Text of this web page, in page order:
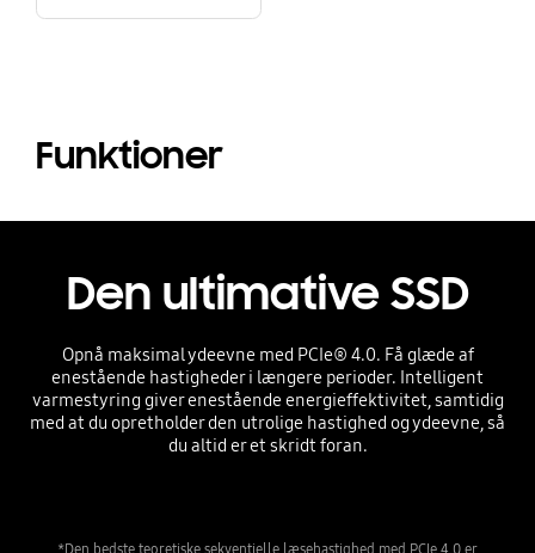
Funktioner
Den ultimative SSD
Opnå maksimal ydeevne med PCIe® 4.0. Få glæde af
enestående hastigheder i længere perioder. Intelligent
varmestyring giver enestående energieffektivitet, samtidig
med at du opretholder den utrolige hastighed og ydeevne, så
du altid er et skridt foran.
*Den bedste teoretiske sekventielle læsehastighed med PCIe 4.0 er